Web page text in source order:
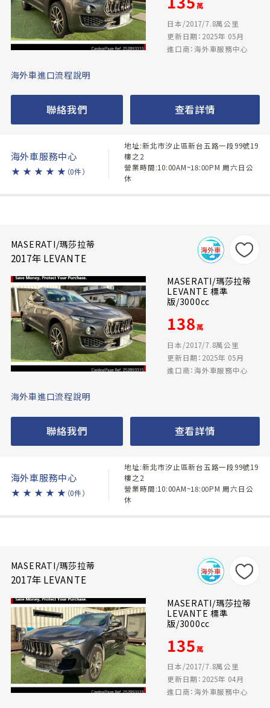
萬
日本/2017/7.8萬公里
更新日期：2025年 05月
進口商：海外車服務中心
海外車進口流程說明
聯絡我們 查看詳情
海外車服務中心
★ ★ ★ ★ ★ （0件）
地址:新北市汐止區新台五路一段99號19
樓之2
營業時間:10:00AM~18:00PM 周六日公
休
MASERATI/瑪莎拉蒂
2017年 LEVANTE
MASERATI/瑪莎拉蒂
LEVANTE 標準
版/3000cc
138萬
日本/2017/7.8萬公里
更新日期：2025年 05月
進口商：海外車服務中心
海外車進口流程說明
聯絡我們 查看詳情
海外車服務中心
★ ★ ★ ★ ★ （0件）
地址:新北市汐止區新台五路一段99號19
樓之2
營業時間:10:00AM~18:00PM 周六日公
休
MASERATI/瑪莎拉蒂
2017年 LEVANTE
MASERATI/瑪莎拉蒂
LEVANTE 標準
版/3000cc
135萬
日本/2017/7.8萬公里
更新日期：2025年 04月
進口商：海外車服務中心